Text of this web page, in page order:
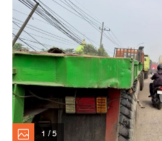
1 / 5